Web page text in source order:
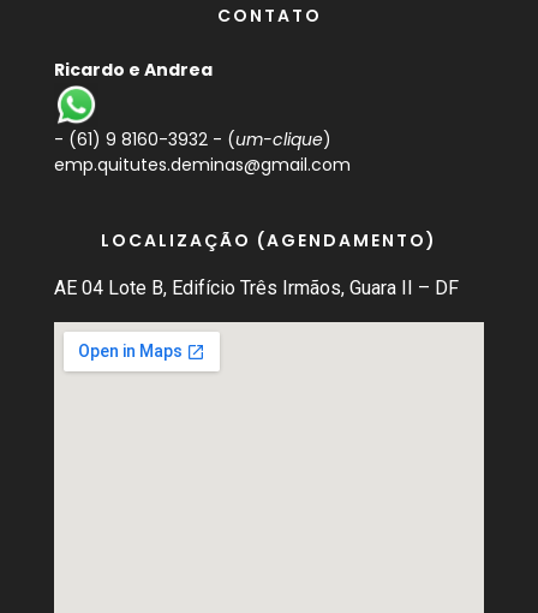
CONTATO
Ricardo e Andrea
- (61) 9 8160-3932 - (um-clique)
emp.quitutes.deminas@gmail.com
LOCALIZAÇÃO (AGENDAMENTO)
AE 04 Lote B, Edifício Três Irmãos, Guara II – DF